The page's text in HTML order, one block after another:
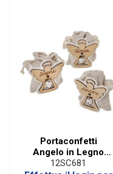
Portaconfetti
Angelo in Legno
Con Campanellina 3
12SC681